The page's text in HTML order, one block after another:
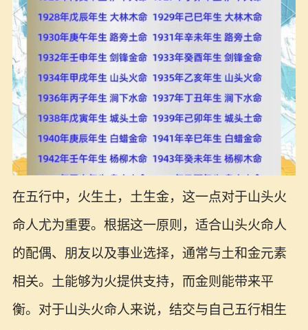
在五行中，火生土，土生金，这一点对于山头火
命人尤为重要。根据这一原则，适合山头火命人
的配偶、朋友以及事业选择，通常与土和金元素
相关。土能够为火提供支持，而金则能带来平
衡。对于山头火命人来说，结交与自己五行相生